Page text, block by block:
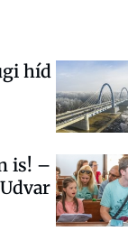
híd
is! –